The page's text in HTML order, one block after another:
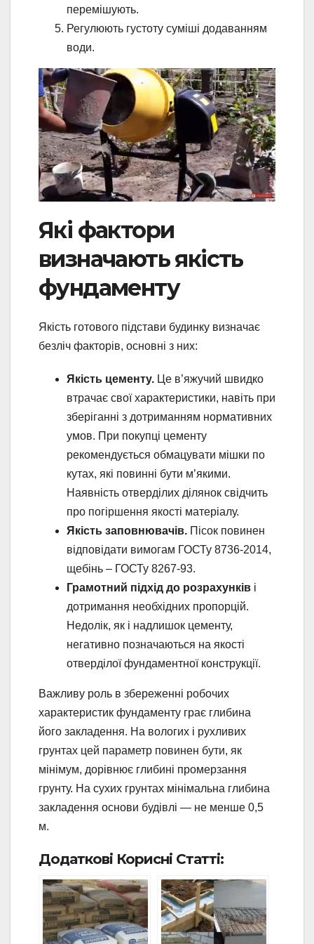
перемішують.
Регулюють густоту суміші додаванням
води.
Які фактори
визначають якість
фундаменту
Якість готового підстави будинку визначає
безліч факторів, основні з них:
Якість цементу. Це в’яжучий швидко
втрачає свої характеристики, навіть при
зберіганні з дотриманням нормативних
умов. При покупці цементу
рекомендується обмацувати мішки по
кутах, які повинні бути м’якими.
Наявність отверділих ділянок свідчить
про погіршення якості матеріалу.
Якість заповнювачів. Пісок повинен
відповідати вимогам ГОСТу 8736-2014,
щебінь – ГОСТу 8267-93.
Грамотний підхід до розрахунків і
дотримання необхідних пропорцій.
Недолік, як і надлишок цементу,
негативно позначаються на якості
отверділої фундаментної конструкції.
Важливу роль в збереженні робочих
характеристик фундаменту грає глибина
його закладення. На вологих і рухливих
грунтах цей параметр повинен бути, як
мінімум, дорівнює глибині промерзання
грунту. На сухих грунтах мінімальна глибина
закладення основи будівлі — не менше 0,5
м.
Додаткові Корисні Статті: